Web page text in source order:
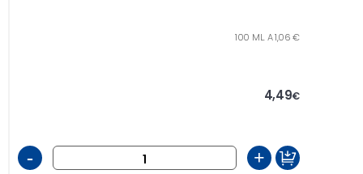
100 ML. A 1,06 €
4,49€
- +